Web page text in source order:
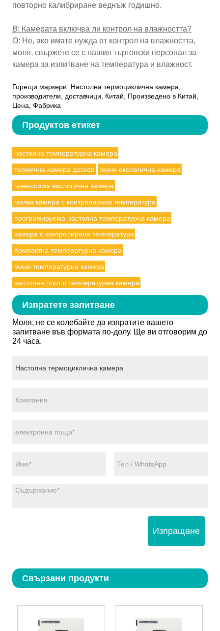
повторно калибриране веднъж годишно.
В: Камерата включва ли контрол на влажността?
О: Не, ако имате нужда от контрол на влажността,
моля, свържете се с нашия търговски персонал за
камера за изпитване на температура и влажност.
Горещи маркери: Настолна термоциклична камера,
производители, доставчици, Китай, Произведено в Китай,
Цена, Фабрика
Продуктов етикет
настолна температурна камера
термична камера дескоп мини екологична камера
преносима екологична камера
малка камера с контролирана температура
програмируема настолна температурна камера
камера с контролирана температура
Компактна температурна камера
мини температурна камера
настолен плот с температурна камера
Изпратете запитване
Моля, не се колебайте да изпратите вашето
запитване във формата по-долу. Ще ви отговорим до
24 часа.
Изпращане
Свързани продукти